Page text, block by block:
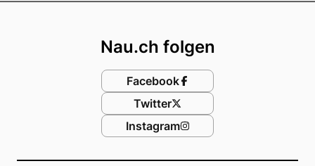
Nau.ch folgen
Facebook
Twitter
Instagram